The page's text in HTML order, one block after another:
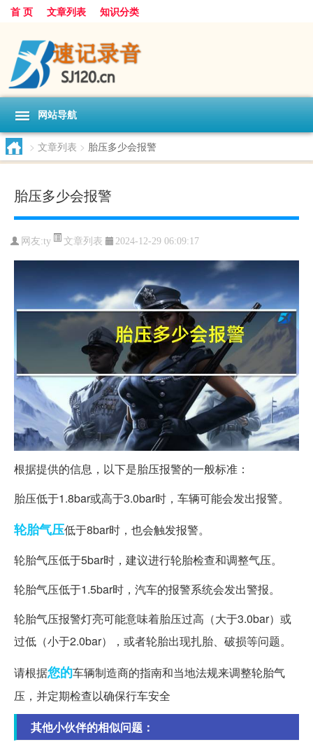
首 页 文章列表 知识分类
网站导航
> 文章列表 > 胎压多少会报警
胎压多少会报警
网友:ty 文章列表 2024-12-29 06:09:17
根据提供的信息，以下是胎压报警的一般标准：
胎压低于1.8bar或高于3.0bar时，车辆可能会发出报警。
轮胎气压低于8bar时，也会触发报警。
轮胎气压低于5bar时，建议进行轮胎检查和调整气压。
轮胎气压低于1.5bar时，汽车的报警系统会发出警报。
轮胎气压报警灯亮可能意味着胎压过高（大于3.0bar）或
过低（小于2.0bar），或者轮胎出现扎胎、破损等问题。
请根据您的车辆制造商的指南和当地法规来调整轮胎气
压，并定期检查以确保行车安全
其他小伙伴的相似问题：